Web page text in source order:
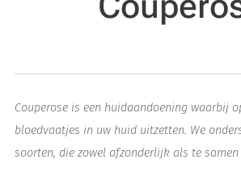
Couperose is een huidaandoening waarbij
bloedvaatjes in uw huid uitzetten. We
soorten, die zowel afzonderlijk als te